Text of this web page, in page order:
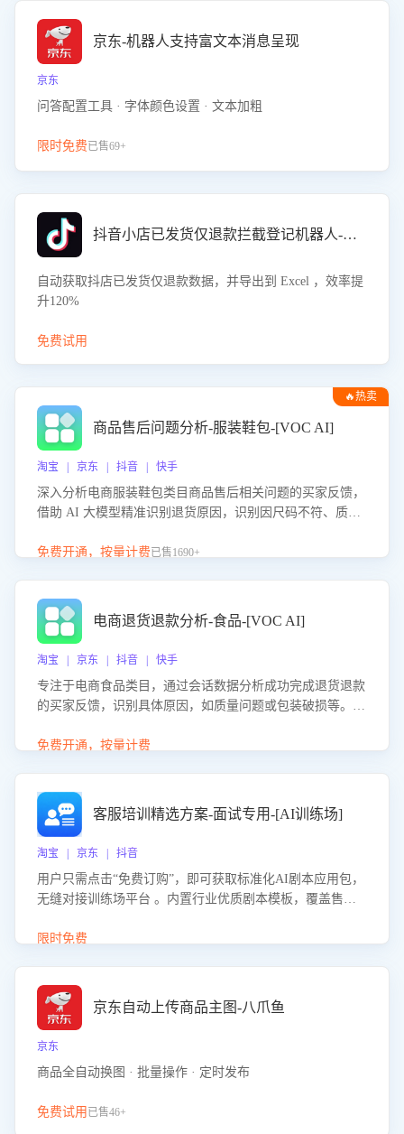
京东-机器人支持富文本消息呈现
京东
问答配置工具 · 字体颜色设置 · 文本加粗
限时免费已售69+
抖音小店已发货仅退款拦截登记机器人-八爪鱼
自动获取抖店已发货仅退款数据，并导出到 Excel ，效率提
升120%
免费试用
🔥热卖
商品售后问题分析-服装鞋包-[VOC AI]
淘宝 | 京东 | 抖音 | 快手
深入分析电商服装鞋包类目商品售后相关问题的买家反馈，
借助 AI 大模型精准识别退货原因，识别因尺码不符、质量
议，助力商家优化产品或服务，实现销售额的显著提升。
免费开通，按量计费已售1690+
电商退货退款分析-食品-[VOC AI]
淘宝 | 京东 | 抖音 | 快手
专注于电商食品类目，通过会话数据分析成功完成退货退款
的买家反馈，识别具体原因，如质量问题或包装破损等。结
商家降低退款率，提升售后效率。
免费开通，按量计费
客服培训精选方案-面试专用-[AI训练场]
淘宝 | 京东 | 抖音
用户只需点击“免费订购”，即可获取标准化AI剧本应用包，
无缝对接训练场平台 。内置行业优质剧本模板，覆盖售前
初始化时间，助力企业快速启动智能客服训练
限时免费
京东自动上传商品主图-八爪鱼
京东
商品全自动换图 · 批量操作 · 定时发布
免费试用 已售46+